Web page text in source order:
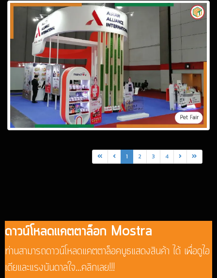
1 2 3 4
ดาวน์โหลดแคตตาล็อก Mostra
ท่านสามารถดาวน์โหลดแคตตาล็อคบูธแสดงสินค้า ได้ เพื่อดูไอ
เดียและแรงบันดาลใจ...คลิกเลย!!!